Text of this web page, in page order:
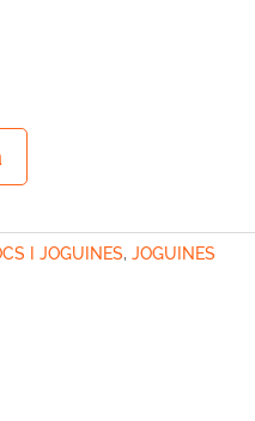
I JOGUINES, JOGUINES